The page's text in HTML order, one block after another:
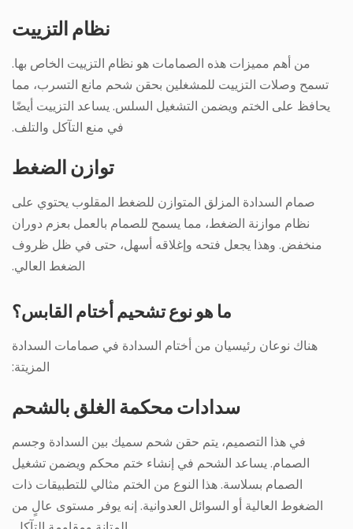
نظام التزييت
من أهم مميزات هذه الصمامات هو نظام التزييت الخاص بها.
تسمح وصلات التزييت للمشغلين بحقن شحم مانع التسرب، مما
يحافظ على الختم ويضمن التشغيل السلس. يساعد التزييت أيضًا
في منع التآكل والتلف.
توازن الضغط
صمام السدادة المزلق المتوازن للضغط المقلوب يحتوي على
نظام موازنة الضغط، مما يسمح للصمام بالعمل بعزم دوران
منخفض. وهذا يجعل فتحه وإغلاقه أسهل، حتى في ظل ظروف
الضغط العالي.
ما هو نوع تشحيم أختام القابس؟
هناك نوعان رئيسيان من أختام السدادة في صمامات السدادة
المزيتة:
سدادات محكمة الغلق بالشحم
في هذا التصميم، يتم حقن شحم سميك بين السدادة وجسم
الصمام. يساعد الشحم في إنشاء ختم محكم ويضمن تشغيل
الصمام بسلاسة. هذا النوع من الختم مثالي للتطبيقات ذات
الضغوط العالية أو السوائل العدوانية. إنه يوفر مستوى عالٍ من